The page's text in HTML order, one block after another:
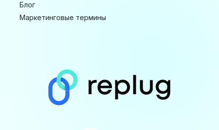
Блог
Маркетинговые термины